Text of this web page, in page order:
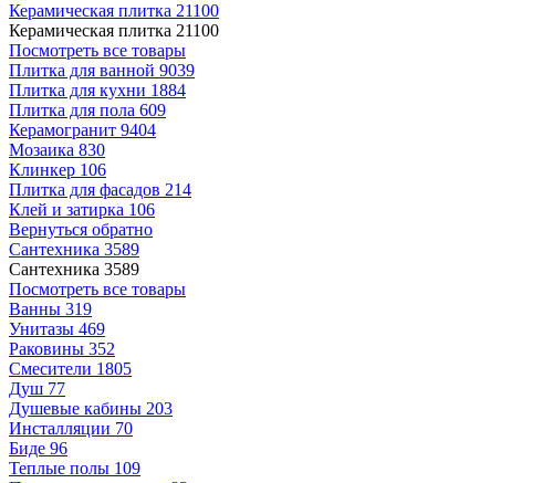
Керамическая плитка 21100
Керамическая плитка 21100
Посмотреть все товары
Плитка для ванной 9039
Плитка для кухни 1884
Плитка для пола 609
Керамогранит 9404
Мозаика 830
Клинкер 106
Плитка для фасадов 214
Клей и затирка 106
Вернуться обратно
Сантехника 3589
Сантехника 3589
Посмотреть все товары
Ванны 319
Унитазы 469
Раковины 352
Смесители 1805
Душ 77
Душевые кабины 203
Инсталляции 70
Биде 96
Теплые полы 109